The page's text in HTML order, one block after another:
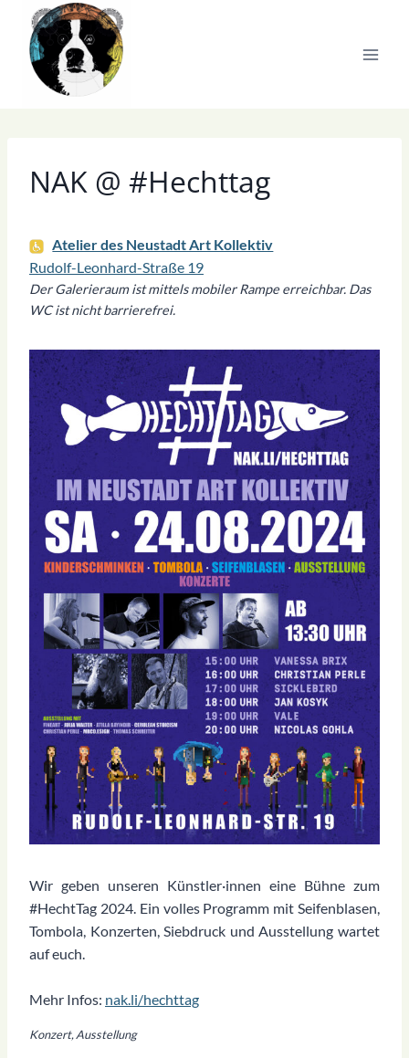
Inhalt
springen
NAK @ #Hechttag
Atelier des Neustadt Art Kollektiv
Rudolf-Leonhard-Straße 19
Der Galerieraum ist mittels mobiler Rampe erreichbar. Das
WC ist nicht barrierefrei.
Konzert, Ausstellung
Wir geben unseren Künstler·innen eine Bühne zum
#HechtTag 2024. Ein volles Programm mit Seifenblasen,
Tombola, Konzerten, Siebdruck und Ausstellung wartet
auf euch.
Mehr Infos: nak.li/hechttag